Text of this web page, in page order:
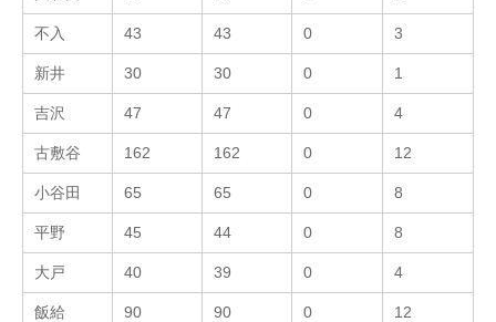
不入 43 43 0 3
新井 30 30 0 1
吉沢 47 47 0 4
古敷谷 162 162 0 12
小谷田 65 65 0 8
平野 45 44 0 8
大戸 40 39 0 4
飯給 90 90 0 12